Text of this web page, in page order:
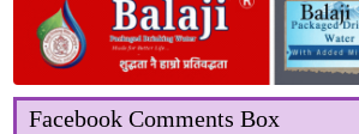
Facebook Comments Box